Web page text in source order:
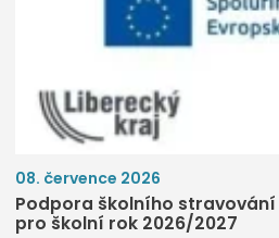
08. července 2026
Podpora školního stravování
pro školní rok 2026/2027